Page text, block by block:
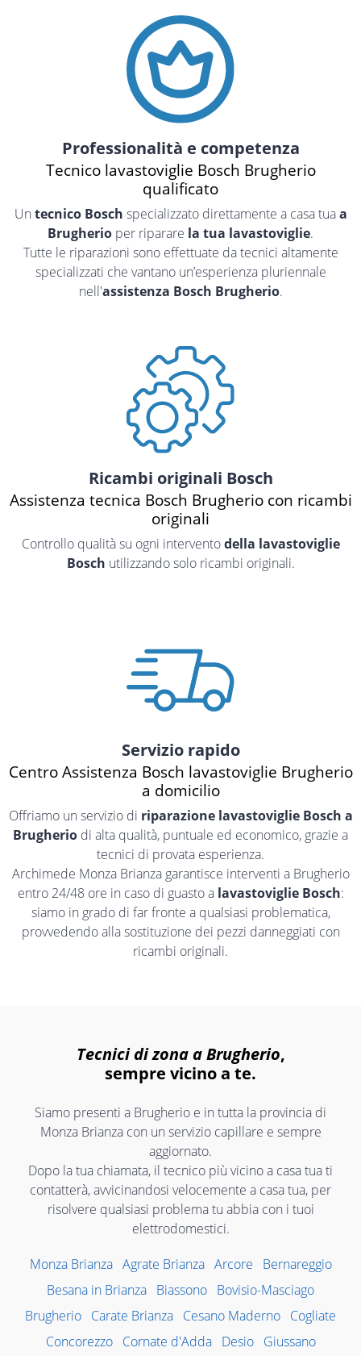
Professionalità e competenza
Tecnico lavastoviglie Bosch Brugherio
qualificato
Un tecnico Bosch specializzato direttamente a casa tuaa
Brugherio per riparare la tua lavastoviglie.
Tutte le riparazioni sono effettuate da tecnici altamente
specializzati che vantano un’esperienza pluriennale
nell'assistenza Bosch Brugherio.
Ricambi originali Bosch
Assistenza tecnica Bosch Brugherio con ricambi
originali
Controllo qualità su ogni interventodella lavastoviglie
Bosch utilizzando solo ricambi originali.
Servizio rapido
Centro Assistenza Bosch lavastoviglie Brugherio
a domicilio
Offriamo un servizio di riparazione lavastoviglie Bosch a
Brugherio di alta qualità, puntuale ed economico, grazie a
tecnici di provata esperienza.
Archimede Monza Brianza garantisce interventi a Brugherio
entro 24/48 ore in caso di guasto a lavastoviglie Bosch:
siamo in grado di far fronte a qualsiasi problematica,
provvedendo alla sostituzione dei pezzi danneggiati con
ricambi originali.
Tecnici di zona a Brugherio,
sempre vicino a te.
Siamo presenti a Brugherio e in tutta la provincia di
Monza Brianza con un servizio capillare e sempre
aggiornato.
Dopo la tua chiamata, il tecnico più vicino a casa tua ti
contatterà, avvicinandosi velocemente a casa tua, per
risolvere qualsiasi problema tu abbia con i tuoi
elettrodomestici.
Monza Brianza Agrate Brianza Arcore
Bernareggio
Besana in Brianza Biassono Bovisio-Masciago
Brugherio Carate Brianza Cesano Maderno Cogliate
Concorezzo
Cornate d'Adda Desio Giussano